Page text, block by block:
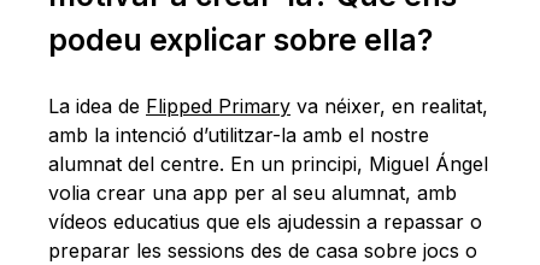
podeu explicar sobre ella?
La idea de Flipped Primary va néixer, en realitat,
amb la intenció d’utilitzar-la amb el nostre
alumnat del centre. En un principi, Miguel Ángel
volia crear una app per al seu alumnat, amb
vídeos educatius que els ajudessin a repassar o
preparar les sessions des de casa sobre jocs o